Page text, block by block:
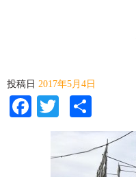
投稿日 2017年5月4日
Facebook
Twitter
有